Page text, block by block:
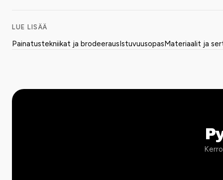
LUE LISÄÄ
Painatustekniikat ja brodeerausIstuvuusopasMateriaalit ja